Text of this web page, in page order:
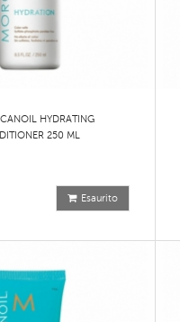
HYDRATING
250 ML
Esaurito